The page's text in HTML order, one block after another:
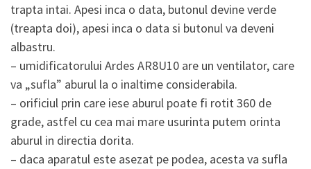
trapta intai. Apesi inca o data, butonul devine verde
(treapta doi), apesi inca o data si butonul va deveni
albastru.
– umidificatorului Ardes AR8U10 are un ventilator, care
va „sufla” aburul la o inaltime considerabila.
– orificiul prin care iese aburul poate fi rotit 360 de
grade, astfel cu cea mai mare usurinta putem orinta
aburul in directia dorita.
– daca aparatul este asezat pe podea, acesta va sufla